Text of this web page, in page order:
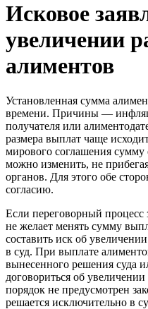
Исковое
увеличении
алиментов
Установленная сумма
времени. Причины —
получателя или
размера выплат чаще
мирового соглашения
можно изменить, не
органов. Для этого обе
согласию.
Если переговорный процесс
не желает менять сумму
составить иск об
в суд. При выплате
вынесенного решения суда
договориться об
порядок не предусмотрен
решается исключительно в